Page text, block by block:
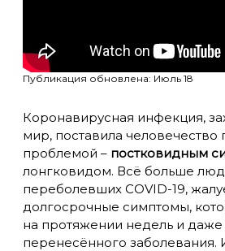
Публикация обновлена: Июль 18
Коронавирусная инфекция,
мир, поставила
проблемой – постковидным
лонгковидом. Всё больше
переболевших СOVID-19,
долгосрочные симптомы,
на протяжении недель и
перенесённого заболевания.